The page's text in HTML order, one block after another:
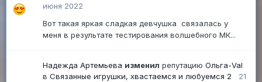
июня 2022
Вот такая яркая сладкая девчушка связалась у
меня в результате тестирования волшебного МК...
Надежда Артемьева изменил репутацию Ольга-Val
в Связанные игрушки, хвастаемся и любуемся 2
21